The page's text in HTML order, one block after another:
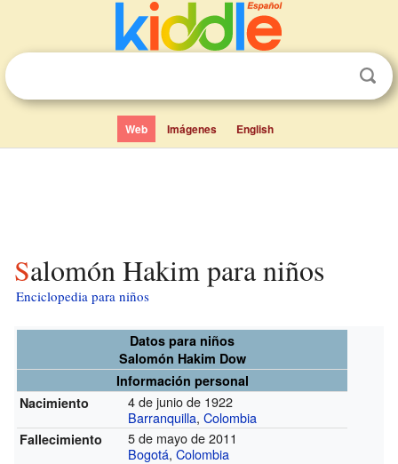
Web Imágenes English
Salomón Hakim para niños
Enciclopedia para niños
Datos para niños
Salomón Hakim Dow
Información personal
Nacimiento
4 de junio de 1922
Barranquilla,Colombia
Fallecimiento
5 de mayo de 2011
Bogotá,Colombia